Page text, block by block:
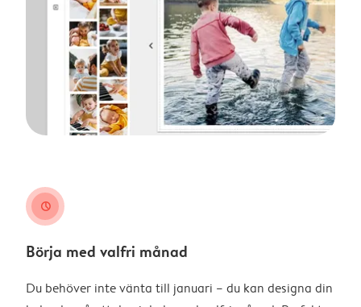
clock
Börja med valfri månad
Du behöver inte vänta till januari – du kan designa din